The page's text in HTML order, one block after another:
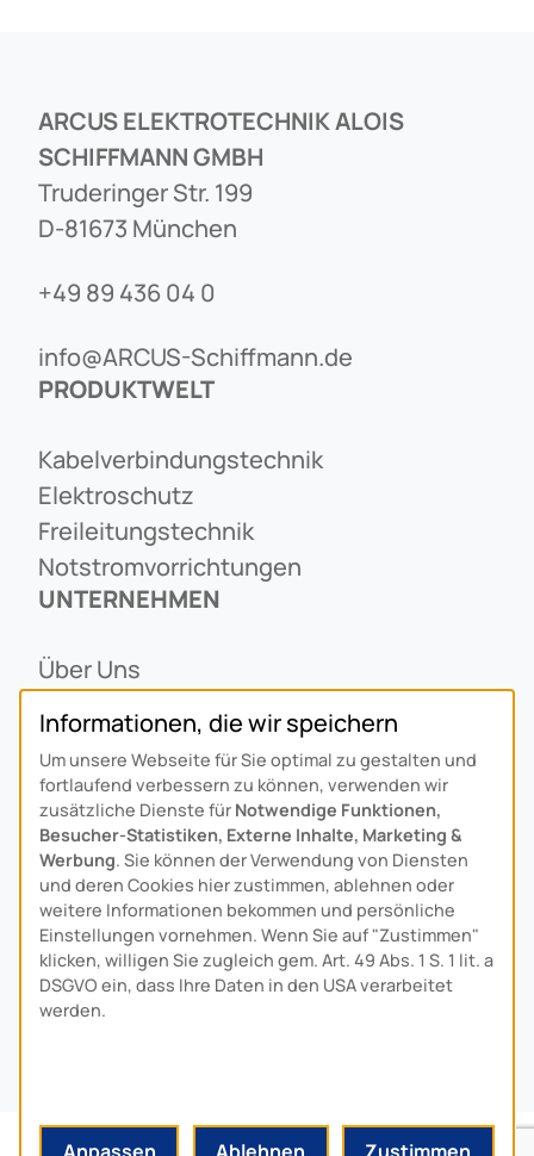
ARCUS ELEKTROTECHNIK ALOIS
SCHIFFMANN GMBH
Truderinger Str. 199
D-81673 München
+49 89 436 04 0
info@ARCUS-Schiffmann.de
PRODUKTWELT
Kabelverbindungstechnik
Elektroschutz
Freileitungstechnik
Notstromvorrichtungen
UNTERNEHMEN
Über Uns
Ansprechpartner
Alois Schiffmann Stiftung
Allgemeine Lieferbedingungen
Arcus Niederlande: Bedrijfsgegevens
KONTAKT
Anfahrt
Kontaktformular
Kundenservice
Download-Center
© 2024 MADE BYHYPE -MEDIA
Informationen, die wir speichern
Um unsere Webseite für Sie optimal zu gestalten und
fortlaufend verbessern zu können, verwenden wir
zusätzliche Dienste für Notwendige Funktionen,
Besucher-Statistiken, Externe Inhalte, Marketing &
Werbung. Sie können der Verwendung von Diensten
und deren Cookies hier zustimmen, ablehnen oder
weitere Informationen bekommen und persönliche
Einstellungen vornehmen. Wenn Sie auf "Zustimmen"
klicken, willigen Sie zugleich gem. Art. 49 Abs. 1 S. 1 lit. a
DSGVO ein, dass Ihre Daten in den USA verarbeitet
werden.